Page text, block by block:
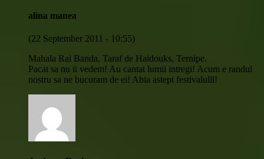
alina manea
(22 September 2011 - 10:55)
Mahala Rai Banda, Taraf de Haidouks, Ternipe.
Pacat sa nu ii vedem! Au cantat lumii intregi! Acum e randul
nostru sa ne bucuram de ei! Abia astept festivalulll!